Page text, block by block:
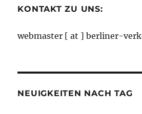
KONTAKT ZU UNS:
webmaster [ at ] berliner-
NEUIGKEITEN NACH TAG